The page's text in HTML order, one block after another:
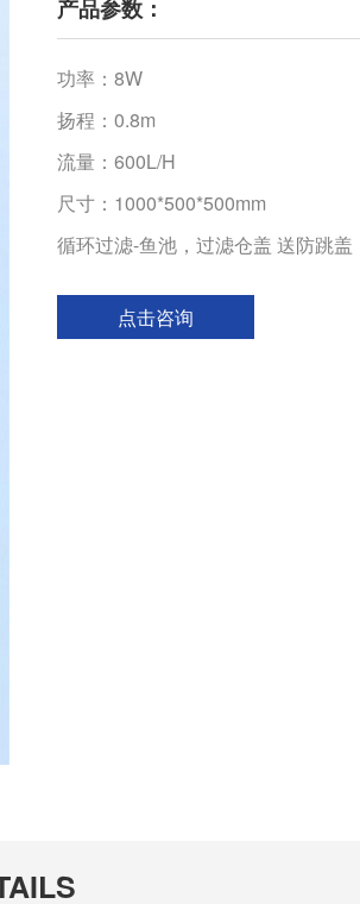
产品参数：
功率：8W
扬程：0.8m
流量：600L/H
尺寸：1000*500*500mm
循环过滤-鱼池，过滤仓盖 送防跳盖
点击咨询